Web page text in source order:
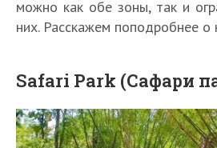
можно как обе зоны, так и
них. Расскажем поподробнее о
Safari Park (Сафари